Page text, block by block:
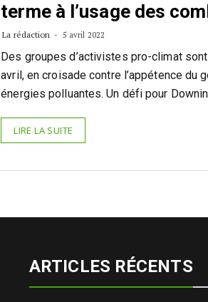
terme à l’usage des
La rédaction 5 avril 2022
Des groupes d’activistes pro-climat
avril, en croisade contre l’appétence du
énergies polluantes. Un défi pour
LIRE LA SUITE
ARTICLES RÉCENTS